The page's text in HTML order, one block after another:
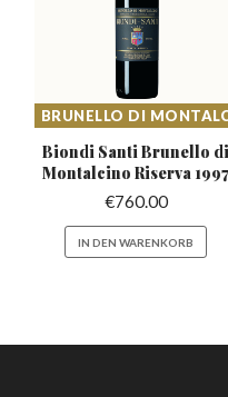
BRUNELLO DI
Biondi Santi Brunello di
Montalcino Riserva 1997
€760.00
IN DEN WARENKORB